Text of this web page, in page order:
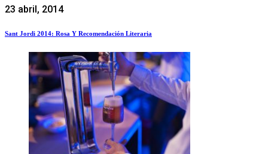
23 abril, 2014
Sant Jordi 2014: Rosa Y Recomendación Literaria